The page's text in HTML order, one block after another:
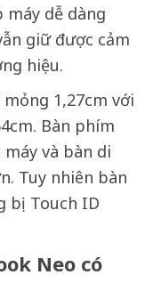
máy dễ dàng
giữ được cảm
hiệu.
1,27cm với
Bàn phím
và bàn di
Tuy nhiên bàn
bị Touch ID
Neo có